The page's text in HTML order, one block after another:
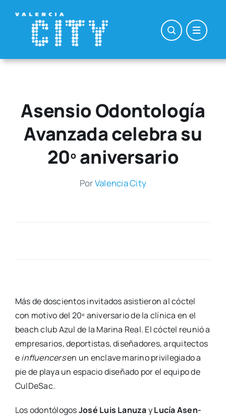
contenido
Asensio Odontología
Avanzada celebra su
20º aniversario
PorValen­cia City
Más de dos­cien­tos invi­ta­dos asis­tie­ron al cóc­tel
con moti­vo del 20º ani­ver­sa­rio de la clí­ni­ca en el
beach club Azul de la Mari­na Real. El cóc­tel reu­nió a
empre­sa­rios, depor­tis­tas, dise­ña­do­res, arqui­tec­tos
einfluen­cersen un encla­ve marino pri­vi­le­gia­do a
pie de pla­ya un espa­cio dise­ña­do por el equi­po de
Cul­De­Sac.
Los odon­tó­lo­gosJosé Luis Lanu­zayLucía Asen­